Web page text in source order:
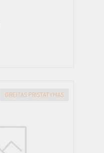
GREITAS PRISTATYMAS